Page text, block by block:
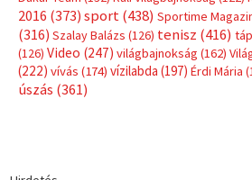
2016 (373) sport(438) Sportime
(316) Szalay Balázs (126) tenisz (416)
(126) Video (247) világbajnokság (162)
(222) vívás (174) vízilabda (197) Érdi Mária
úszás (361)